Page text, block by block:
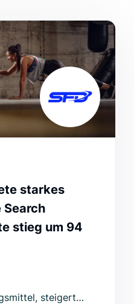
starkes
Search
stieg um 94
steigerte